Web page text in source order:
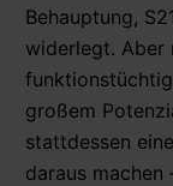
Behauptung,
widerlegt. Aber
großem
stattdessen
daraus